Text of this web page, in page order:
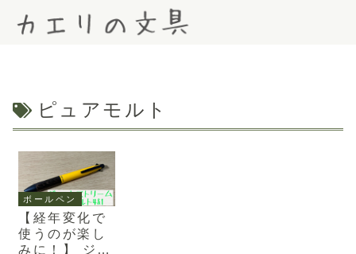
ピュアモルト
ボールペン
【経年変化で
使うのが楽し
みに！】 ジェ
Menu